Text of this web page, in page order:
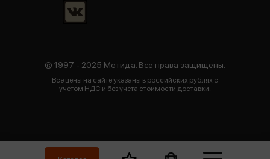
© 1997 - 2025 Метида. Все права защищены.
Все цены на сайте указаны в российских рублях с
учетом НДС и без учета стоимости доставки.